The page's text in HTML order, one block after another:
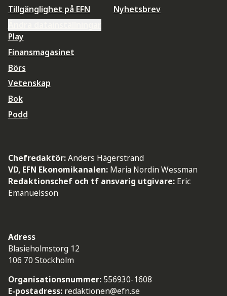
Tillgänglighet på EFN
Nyhetsbrev
Play
Finansmagasinet
Börs
Vetenskap
Bok
Podd
Chefredaktör:Anders Hägerstrand
VD, EFN Ekonomikanalen: Maria Nordin Wessman
Redaktionschef och tf ansvarig utgivare: Eric
Emanuelsson
Adress
Blasieholmstorg 12
106 70 Stockholm
Organisationsnummer: 556930-1608
E-postadress: redaktionen@efn.se